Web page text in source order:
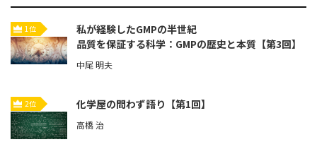
1位
私が経験したGMPの半世紀
品質を保証する科学：GMPの歴史と本質【第3回】
中尾 明夫
2位 化学屋の問わず語り【第1回】
高橋 治